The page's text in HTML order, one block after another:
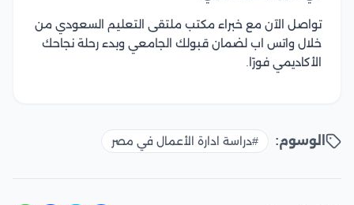
تواصل الآن مع خبراء مكتب ملتقى التعليم السعودي من
خلال واتس اب لضمان قبولك الجامعي وبدء رحلة نجاحك
الأكاديمي فورًا.
الوسوم: #دراسة ادارة الأعمال في مصر